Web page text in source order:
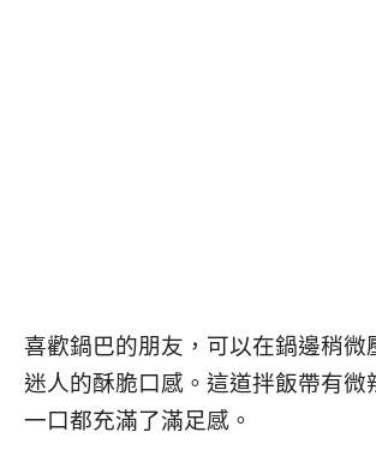
喜歡鍋巴的朋友，可以在鍋邊稍微
迷人的酥脆口感。這道拌飯帶有微
一口都充滿了滿足感。